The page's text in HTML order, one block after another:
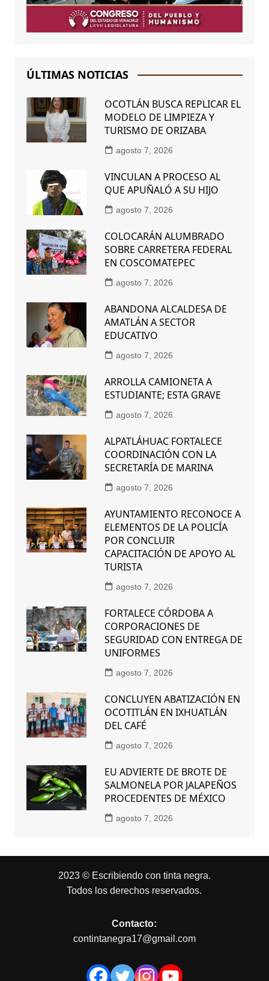
ÚLTIMAS NOTICIAS
OCOTLÁN BUSCA REPLICAR EL
MODELO DE LIMPIEZA Y
TURISMO DE ORIZABA
agosto 7, 2026
VINCULAN A PROCESO AL
QUE APUÑALÓ A SU HIJO
agosto 7, 2026
COLOCARÁN ALUMBRADO
SOBRE CARRETERA FEDERAL
EN COSCOMATEPEC
agosto 7, 2026
ABANDONA ALCALDESA DE
AMATLÁN A SECTOR
EDUCATIVO
agosto 7, 2026
ARROLLA CAMIONETA A
ESTUDIANTE; ESTA GRAVE
agosto 7, 2026
ALPATLÁHUAC FORTALECE
COORDINACIÓN CON LA
SECRETARÍA DE MARINA
agosto 7, 2026
AYUNTAMIENTO RECONOCE A
ELEMENTOS DE LA POLICÍA
POR CONCLUIR
CAPACITACIÓN DE APOYO AL
TURISTA
agosto 7, 2026
FORTALECE CÓRDOBA A
CORPORACIONES DE
SEGURIDAD CON ENTREGA DE
UNIFORMES
agosto 7, 2026
CONCLUYEN ABATIZACIÓN EN
OCOTITLÁN EN IXHUATLÁN
DEL CAFÉ
agosto 7, 2026
EU ADVIERTE DE BROTE DE
SALMONELA POR JALAPEÑOS
PROCEDENTES DE MÉXICO
agosto 7, 2026
2023 © Escribiendo con tinta negra.
Todos los derechos reservados.
Contacto:
contintanegra17@gmail.com